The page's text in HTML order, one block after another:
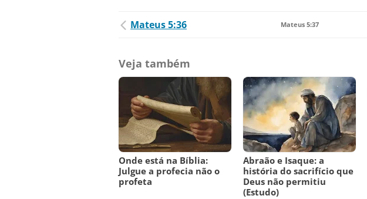
Mateus 5:36 Mateus 5:37
Veja também
Onde está na Bíblia:
Julgue a profecia não o
profeta
Abraão e Isaque: a
história do sacrifício que
Deus não permitiu
(Estudo)